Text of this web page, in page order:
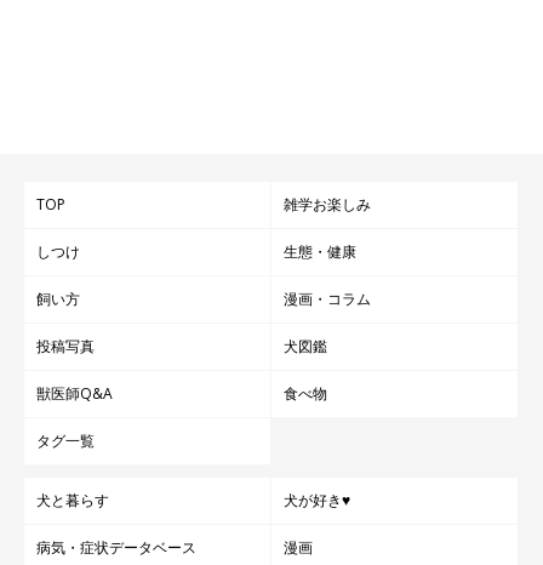
TOP 雑学お楽しみ
しつけ 生態・健康
飼い方 漫画・コラム
投稿写真 犬図鑑
獣医師Q&A 食べ物
タグ一覧
犬と暮らす 犬が好き♥
病気・症状データベース 漫画